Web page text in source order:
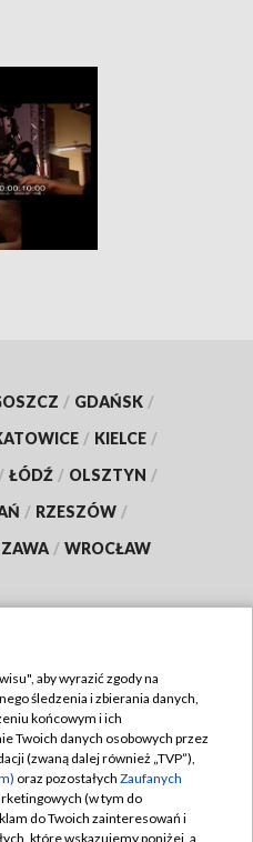
/ GDAŃSK /
/ KIELCE /
/ ŁÓDŹ / OLSZTYN /
/ RZESZÓW /
/ WROCŁAW
TVP
zgody
aby wyrazić zgody na
śledzenia i zbierania danych,
końcowym i ich
Twoich danych osobowych przez
(zwaną dalej również „TVP”),
oraz pozostałych Zaufanych
(w tym do
do Twoich zainteresowań i
które wskazujemy poniżej, a